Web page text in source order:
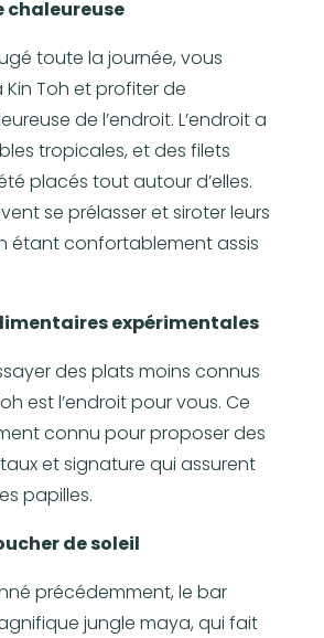
chaleureuse
toute la journée, vous
Kin Toh et profiter de
de l’endroit. L’endroit a
tropicales, et des filets
placés tout autour d’elles.
se prélasser et siroter leurs
étant confortablement assis
expérimentales
des plats moins connus
est l’endroit pour vous. Ce
connu pour proposer des
et signature qui assurent
papilles.
de soleil
précédemment, le bar
jungle maya, qui fait